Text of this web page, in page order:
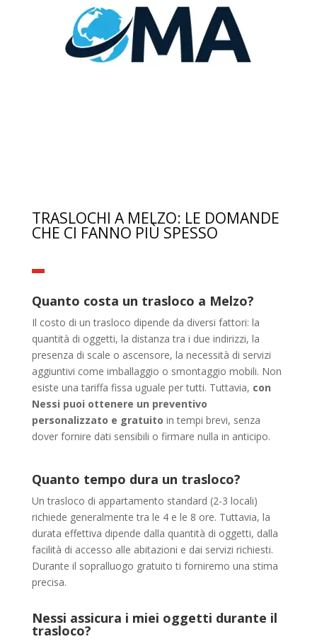
TRASLOCHI A MELZO: LE DOMANDE
CHE CI FANNO PIÙ SPESSO
Quanto costa un trasloco a Melzo?
Il costo di un trasloco dipende da diversi fattori: la
quantità di oggetti, la distanza tra i due indirizzi, la
presenza di scale o ascensore, la necessità di servizi
aggiuntivi come imballaggio o smontaggio mobili. Non
esiste una tariffa fissa uguale per tutti. Tuttavia, con
Nessi puoi ottenere un preventivo
personalizzato e gratuito in tempi brevi, senza
dover fornire dati sensibili o firmare nulla in anticipo.
Quanto tempo dura un trasloco?
Un trasloco di appartamento standard (2-3 locali)
richiede generalmente tra le 4 e le 8 ore. Tuttavia, la
durata effettiva dipende dalla quantità di oggetti, dalla
facilità di accesso alle abitazioni e dai servizi richiesti.
Durante il sopralluogo gratuito ti forniremo una stima
precisa.
Nessi assicura i miei oggetti durante il
trasloco?